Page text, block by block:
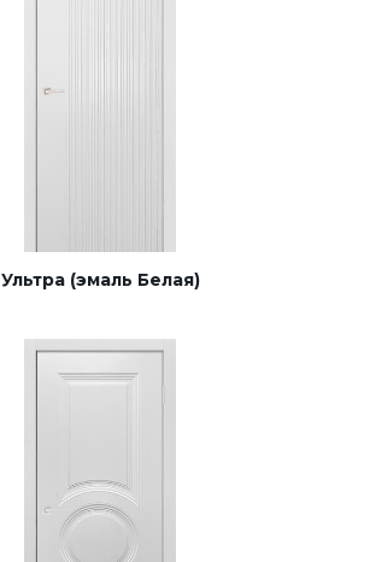
Ультра (эмаль Белая)